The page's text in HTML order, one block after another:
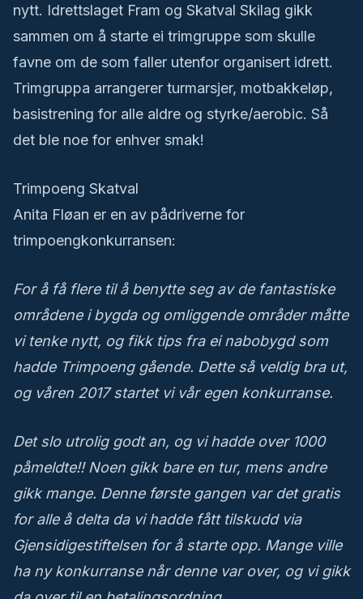
nytt. Idrettslaget Fram og Skatval Skilag gikk
sammen om å starte ei trimgruppe som skulle
favne om de som faller utenfor organisert idrett.
Trimgruppa arrangerer turmarsjer, motbakkeløp,
basistrening for alle aldre og styrke/aerobic. Så
det ble noe for enhver smak!
Trimpoeng Skatval
Anita Fløan er en av pådriverne for
trimpoengkonkurransen:
For å få flere til å benytte seg av de fantastiske
områdene i bygda og omliggende områder måtte
vi tenke nytt, og fikk tips fra ei nabobygd som
hadde Trimpoeng gående. Dette så veldig bra ut,
og våren 2017 startet vi vår egen konkurranse.
Det slo utrolig godt an, og vi hadde over 1000
påmeldte!! Noen gikk bare en tur, mens andre
gikk mange. Denne første gangen var det gratis
for alle å delta da vi hadde fått tilskudd via
Gjensidigestiftelsen for å starte opp. Mange ville
ha ny konkurranse når denne var over, og vi gikk